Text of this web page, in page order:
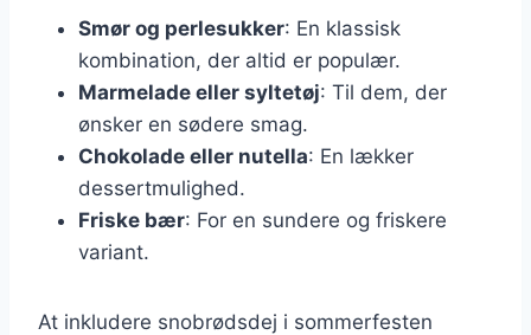
Smør og perlesukker: En klassisk
kombination, der altid er populær.
Marmelade eller syltetøj: Til dem, der
ønsker en sødere smag.
Chokolade eller nutella: En lækker
dessertmulighed.
Friske bær: For en sundere og friskere
variant.
At inkludere snobrødsdej i sommerfesten